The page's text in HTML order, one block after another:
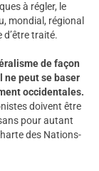
à régler, le
mondial, régional
d’être traité.
de façon
ne peut se baser
occidentales.
doivent être
pour autant
des Nations-